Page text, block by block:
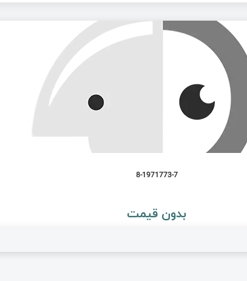
8-1971773-7
بدون قیمت